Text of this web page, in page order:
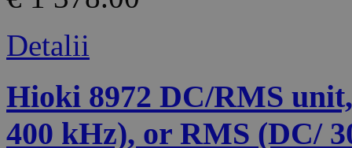
Detalii
Hioki 8972 DC/RMS
400 kHz), or RMS (DC/